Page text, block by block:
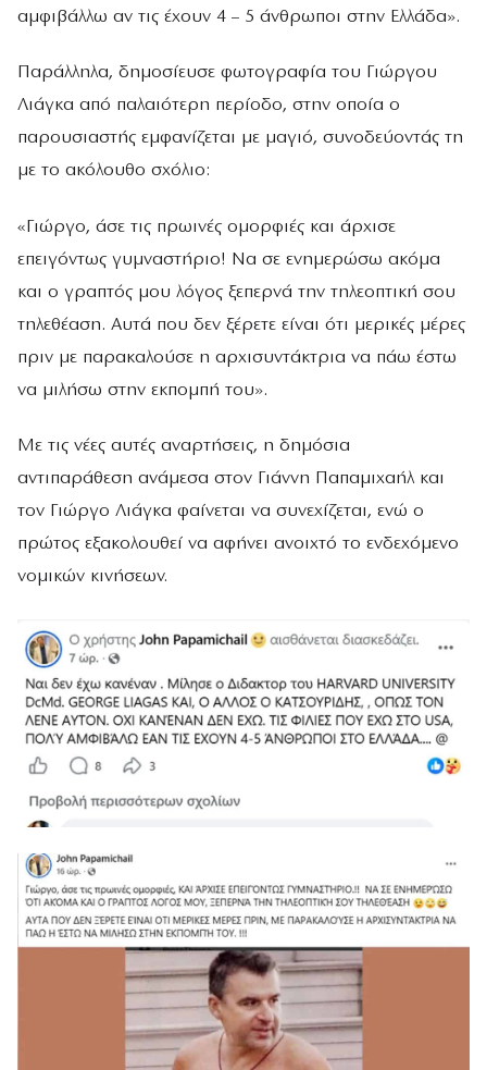
αμφιβάλλω αν τις έχουν 4 – 5 άνθρωποι στην Ελλάδα».
Παράλληλα, δημοσίευσε φωτογραφία του Γιώργου
Λιάγκα από παλαιότερη περίοδο, στην οποία ο
παρουσιαστής εμφανίζεται με μαγιό, συνοδεύοντάς τη
με το ακόλουθο σχόλιο:
«Γιώργο, άσε τις πρωινές ομορφιές και άρχισε
επειγόντως γυμναστήριο! Να σε ενημερώσω ακόμα
και ο γραπτός μου λόγος ξεπερνά την τηλεοπτική σου
τηλεθέαση. Αυτά που δεν ξέρετε είναι ότι μερικές μέρες
πριν με παρακαλούσε η αρχισυντάκτρια να πάω έστω
να μιλήσω στην εκπομπή του».
Με τις νέες αυτές αναρτήσεις, η δημόσια
αντιπαράθεση ανάμεσα στον Γιάννη Παπαμιχαήλ και
τον Γιώργο Λιάγκα φαίνεται να συνεχίζεται, ενώ ο
πρώτος εξακολουθεί να αφήνει ανοιχτό το ενδεχόμενο
νομικών κινήσεων.